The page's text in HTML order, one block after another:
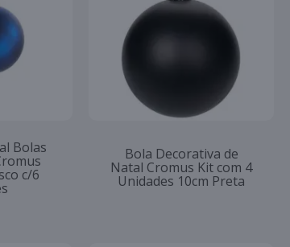
Bolas
c/6
Bola Decorativa de
Natal Cromus Kit com 4
Unidades 10cm Preta